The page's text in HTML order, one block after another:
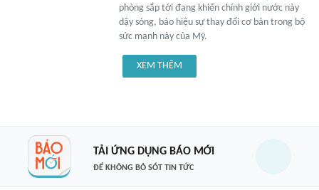
phòng sắp tới đang khiến chính giới nước này
dậy sóng, báo hiệu sự thay đổi cơ bản trong bộ
sức mạnh này của Mỹ.
XEM THÊM
TẢI ỨNG DỤNG BÁO MỚI
ĐỂ KHÔNG BỎ SÓT TIN TỨC